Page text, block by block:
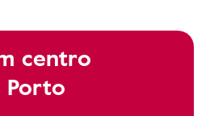
centro